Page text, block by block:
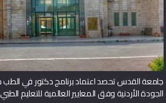
جامعة القدس تحصد اعتماد برنامج دكتور في
الجودة الأردنية وفق المعايير العالمية للتعليم الطبي